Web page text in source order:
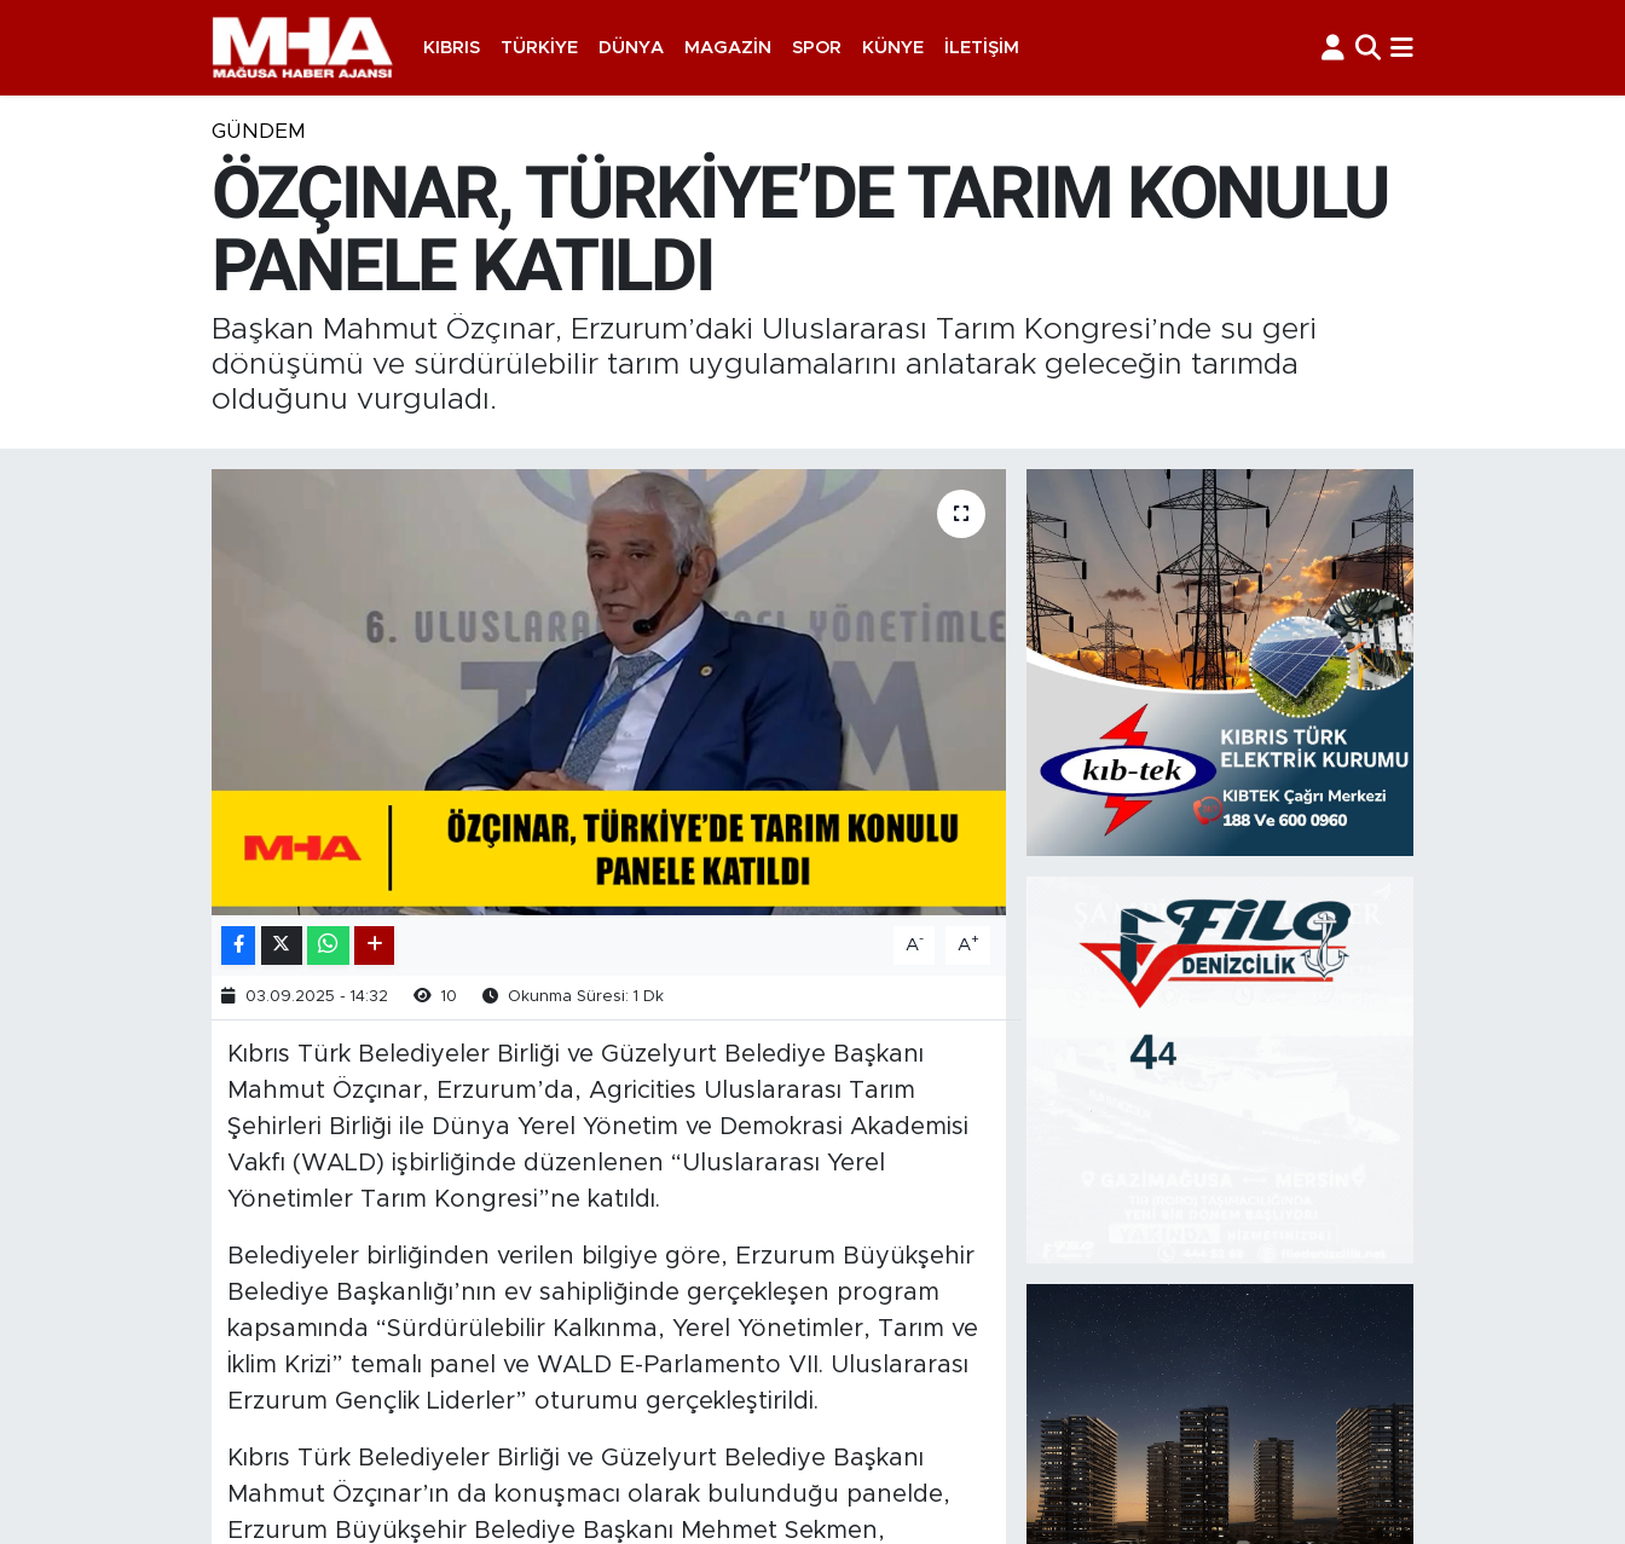
KIBRIS TÜRKIYE DÜNYA MAGAZIN SPOR KÜNYE İLETIŞIM
GÜNDEM
ÖZÇINAR, TÜRKİYE’DE TARIM KONULU
PANELE KATILDI
Başkan Mahmut Özçınar, Erzurum’daki Uluslararası Tarım Kongresi’nde su geri
dönüşümü ve sürdürülebilir tarım uygulamalarını anlatarak geleceğin tarımda
olduğunu vurguladı.
A- A+
03.09.2025 - 14:32 10 Okunma Süresi: 1 Dk
Kıbrıs Türk Belediyeler Birliği ve Güzelyurt Belediye Başkanı
Mahmut Özçınar, Erzurum’da, Agricities Uluslararası Tarım
Şehirleri Birliği ile Dünya Yerel Yönetim ve Demokrasi Akademisi
Vakfı (WALD) işbirliğinde düzenlenen “Uluslararası Yerel
Yönetimler Tarım Kongresi”ne katıldı.
Belediyeler birliğinden verilen bilgiye göre, Erzurum Büyükşehir
Belediye Başkanlığı’nın ev sahipliğinde gerçekleşen program
kapsamında “Sürdürülebilir Kalkınma, Yerel Yönetimler, Tarım ve
İklim Krizi” temalı panel ve WALD E-Parlamento VII. Uluslararası
Erzurum Gençlik Liderler” oturumu gerçekleştirildi.
Kıbrıs Türk Belediyeler Birliği ve Güzelyurt Belediye Başkanı
Mahmut Özçınar’ın da konuşmacı olarak bulunduğu panelde,
Erzurum Büyükşehir Belediye Başkanı Mehmet Sekmen,